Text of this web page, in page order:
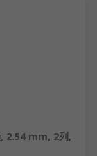
2.54 mm, 2列,